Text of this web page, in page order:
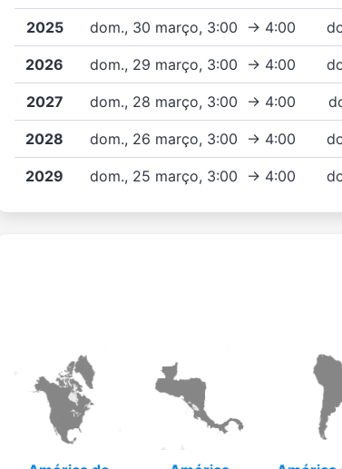
2025 dom., 30 março, 3:00 → 4:00
2026 dom., 29 março, 3:00 → 4:00
2027 dom., 28 março, 3:00 → 4:00
2028 dom., 26 março, 3:00 → 4:00
2029 dom., 25 março, 3:00 → 4:00